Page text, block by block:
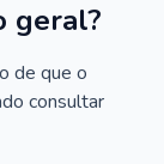
geral?
de que o
consultar